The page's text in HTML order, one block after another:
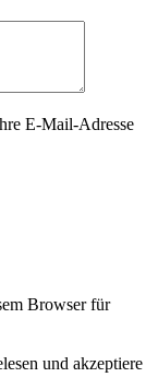
E-Mail-Adresse
Browser für
und akzeptiere